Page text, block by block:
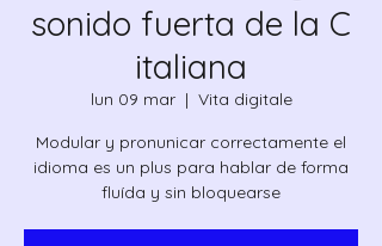
sonido fuerta de la C
italiana
lun 09 mar
  |
Vita digitale
Modular y pronunicar correctamente el
idioma es un plus para hablar de forma
fluída y sin bloquearse